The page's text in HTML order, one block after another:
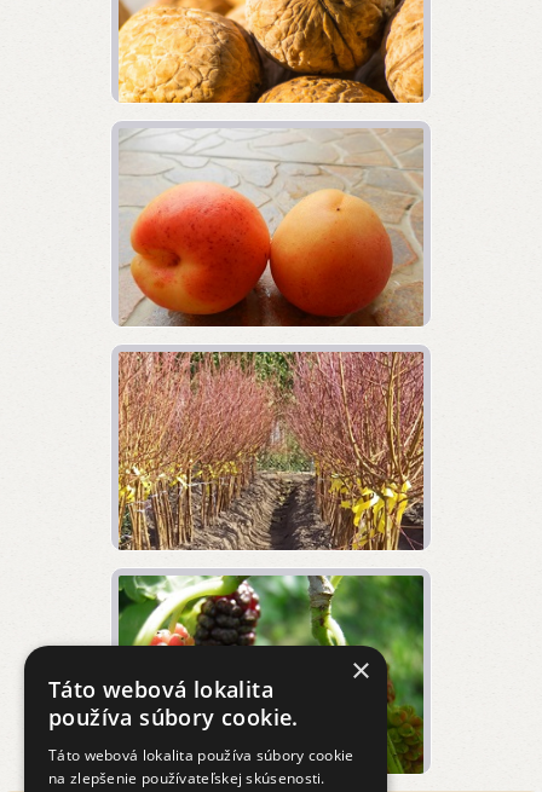
×
Táto webová lokalita
používa súbory cookie.
Táto webová lokalita používa súbory cookie
na zlepšenie používateľskej skúsenosti.